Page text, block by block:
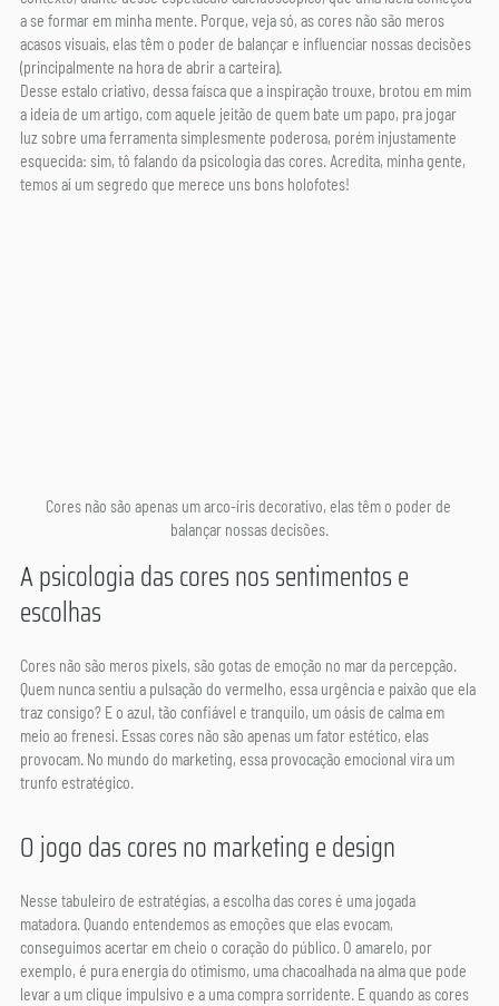
a se formar em minha mente. Porque, veja só, as cores não são meros
acasos visuais, elas têm o poder de balançar e influenciar nossas decisões
(principalmente na hora de abrir a carteira).
Desse estalo criativo, dessa faísca que a inspiração trouxe, brotou em mim
a ideia de um artigo, com aquele jeitão de quem bate um papo, pra jogar
luz sobre uma ferramenta simplesmente poderosa, porém injustamente
esquecida: sim, tô falando da psicologia das cores. Acredita, minha gente,
temos aí um segredo que merece uns bons holofotes!
Cores não são apenas um arco-íris decorativo, elas têm o poder de
balançar nossas decisões.
A psicologia das cores nos sentimentos e
escolhas
Cores não são meros pixels, são gotas de emoção no mar da percepção.
Quem nunca sentiu a pulsação do vermelho, essa urgência e paixão que ela
traz consigo? E o azul, tão confiável e tranquilo, um oásis de calma em
meio ao frenesi. Essas cores não são apenas um fator estético, elas
provocam. No mundo do marketing, essa provocação emocional vira um
trunfo estratégico.
O jogo das cores no marketing e design
Nesse tabuleiro de estratégias, a escolha das cores é uma jogada
matadora. Quando entendemos as emoções que elas evocam,
conseguimos acertar em cheio o coração do público. O amarelo, por
exemplo, é pura energia do otimismo, uma chacoalhada na alma que pode
levar a um clique impulsivo e a uma compra sorridente. E quando as cores